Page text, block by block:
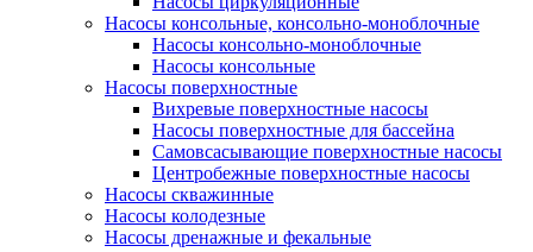
Насосы консольные, консольно-моноблочные
Насосы консольно-моноблочные
Насосы консольные
Насосы поверхностные
Вихревые поверхностные насосы
Насосы поверхностные для бассейна
Самовсасывающие поверхностные насосы
Центробежные поверхностные насосы
Насосы скважинные
Насосы колодезные
Насосы дренажные и фекальные